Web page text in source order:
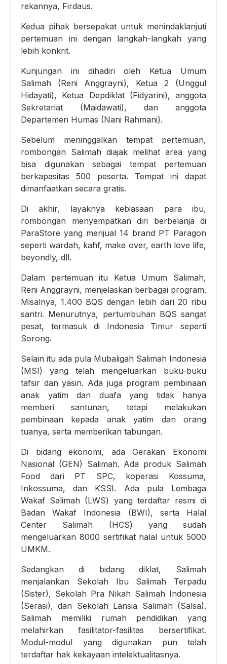
rekannya, Firdaus.
Kedua pihak bersepakat untuk menindaklanjuti
pertemuan ini dengan langkah-langkah yang
lebih konkrit.
Kunjungan ini dihadiri oleh Ketua Umum
Salimah (Reni Anggrayni), Ketua 2 (Unggul
Hidayati), Ketua Depdiklat (Fidyarini), anggota
Sekretariat (Maidawati), dan anggota
Departemen Humas (Nani Rahmani).
Sebelum meninggalkan tempat pertemuan,
rombongan Salimah diajak melihat area yang
bisa digunakan sebagai tempat pertemuan
berkapasitas 500 peserta. Tempat ini dapat
dimanfaatkan secara gratis.
Di akhir, layaknya kebiasaan para ibu,
rombongan menyempatkan diri berbelanja di
ParaStore yang menjual 14 brand PT Paragon
seperti wardah, kahf, make over, earth love life,
beyondly, dll.
Dalam pertemuan itu Ketua Umum Salimah,
Reni Anggrayni, menjelaskan berbagai program.
Misalnya, 1.400 BQS dengan lebih dari 20 ribu
santri. Menurutnya, pertumbuhan BQS sangat
pesat, termasuk di Indonesia Timur seperti
Sorong.
Selain itu ada pula Mubaligah Salimah Indonesia
(MSI) yang telah mengeluarkan buku-buku
tafsir dan yasin. Ada juga program pembinaan
anak yatim dan duafa yang tidak hanya
memberi santunan, tetapi melakukan
pembinaan kepada anak yatim dan orang
tuanya, serta memberikan tabungan.
Di bidang ekonomi, ada Gerakan Ekonomi
Nasional (GEN) Salimah. Ada produk Salimah
Food dari PT SPC, koperasi Kossuma,
Inkossuma, dan KSSI. Ada pula Lembaga
Wakaf Salimah (LWS) yang terdaftar resmi di
Badan Wakaf Indonesia (BWI), serta Halal
Center Salimah (HCS) yang sudah
mengeluarkan 8000 sertifikat halal untuk 5000
UMKM.
Sedangkan di bidang diklat, Salimah
menjalankan Sekolah Ibu Salimah Terpadu
(Sister), Sekolah Pra Nikah Salimah Indonesia
(Serasi), dan Sekolah Lansia Salimah (Salsa).
Salimah memiliki rumah pendidikan yang
melahirkan fasilitator-fasilitas bersertifikat.
Modul-modul yang digunakan pun telah
terdaftar hak kekayaan intelektualitasnya.